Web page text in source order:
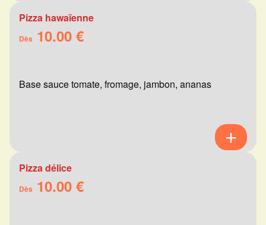
Pizza hawaïenne
Dès 10.00 €
Base sauce tomate, fromage, jambon, ananas
Pizza délice
Dès 10.00 €